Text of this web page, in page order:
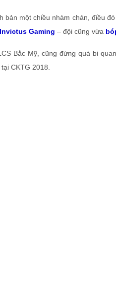
bản một chiều nhàm chán, điều
Invictus Gaming – đội cũng vừa
Bắc Mỹ, cũng đừng quá bi
CKTG 2018.